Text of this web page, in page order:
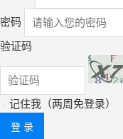
密码
验证码
记住我（两周免登录）
登 录